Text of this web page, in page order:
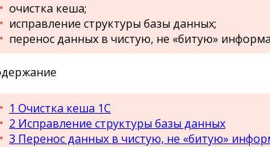
очистка кеша;
исправление структуры базы данных;
перенос данных в чистую, не «битую»
1 Очистка кеша 1С
2 Исправление структуры базы данных
3 Перенос данных в чистую, не «битую»